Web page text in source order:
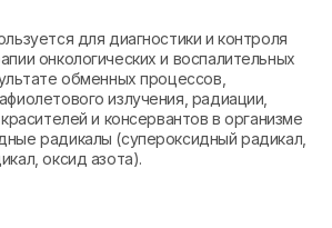
для диагностики и контроля
онкологических и воспалительных
обменных процессов,
излучения, радиации,
и консервантов в организме
радикалы (супероксидный радикал,
оксид азота).